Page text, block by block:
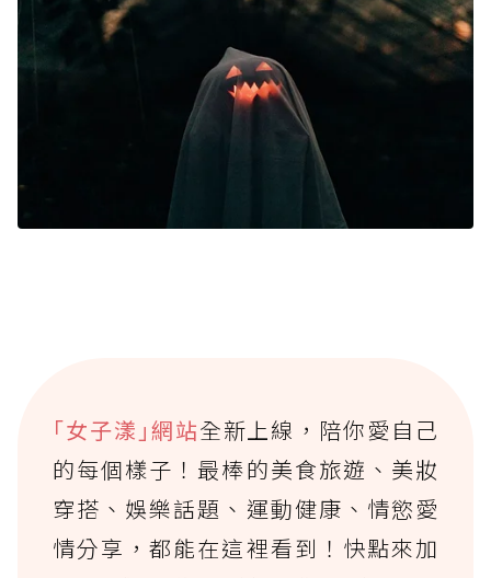
｢女子漾｣網站全新上線，陪你愛自己
的每個樣子！最棒的美食旅遊、美妝
穿搭、娛樂話題、運動健康、情慾愛
情分享，都能在這裡看到！快點來加